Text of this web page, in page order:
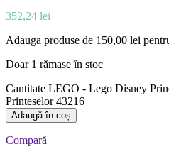
352,24 lei
Adauga produse de 150,00 lei
Doar 1 rămase în stoc
Cantitate LEGO - Lego Disney
Printeselor 43216
Adaugă în coș
Compară